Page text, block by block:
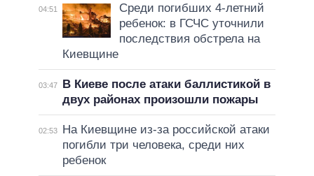
04:51
Среди погибших 4-летний
ребенок: в ГСЧС уточнили
последствия обстрела на
Киевщине
03:47
В Киеве после атаки баллистикой в
двух районах произошли пожары
02:53
На Киевщине из-за российской атаки
погибли три человека, среди них
ребенок